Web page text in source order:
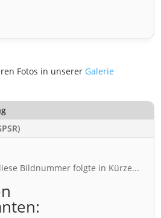
Fotos in unserer Galerie
Bildnummer folgte in Kürze...